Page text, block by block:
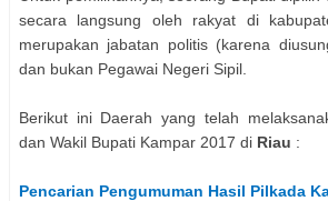
secara langsung oleh rakyat di
merupakan jabatan politis (karena
dan bukan Pegawai Negeri Sipil.
Berikut ini Daerah yang telah
dan Wakil Bupati Kampar 2017 di Riau :
Pencarian Pengumuman Hasil Pilkada